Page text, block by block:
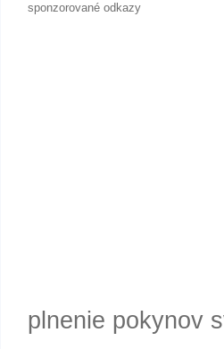
sponzorované odkazy
plnenie pokynov